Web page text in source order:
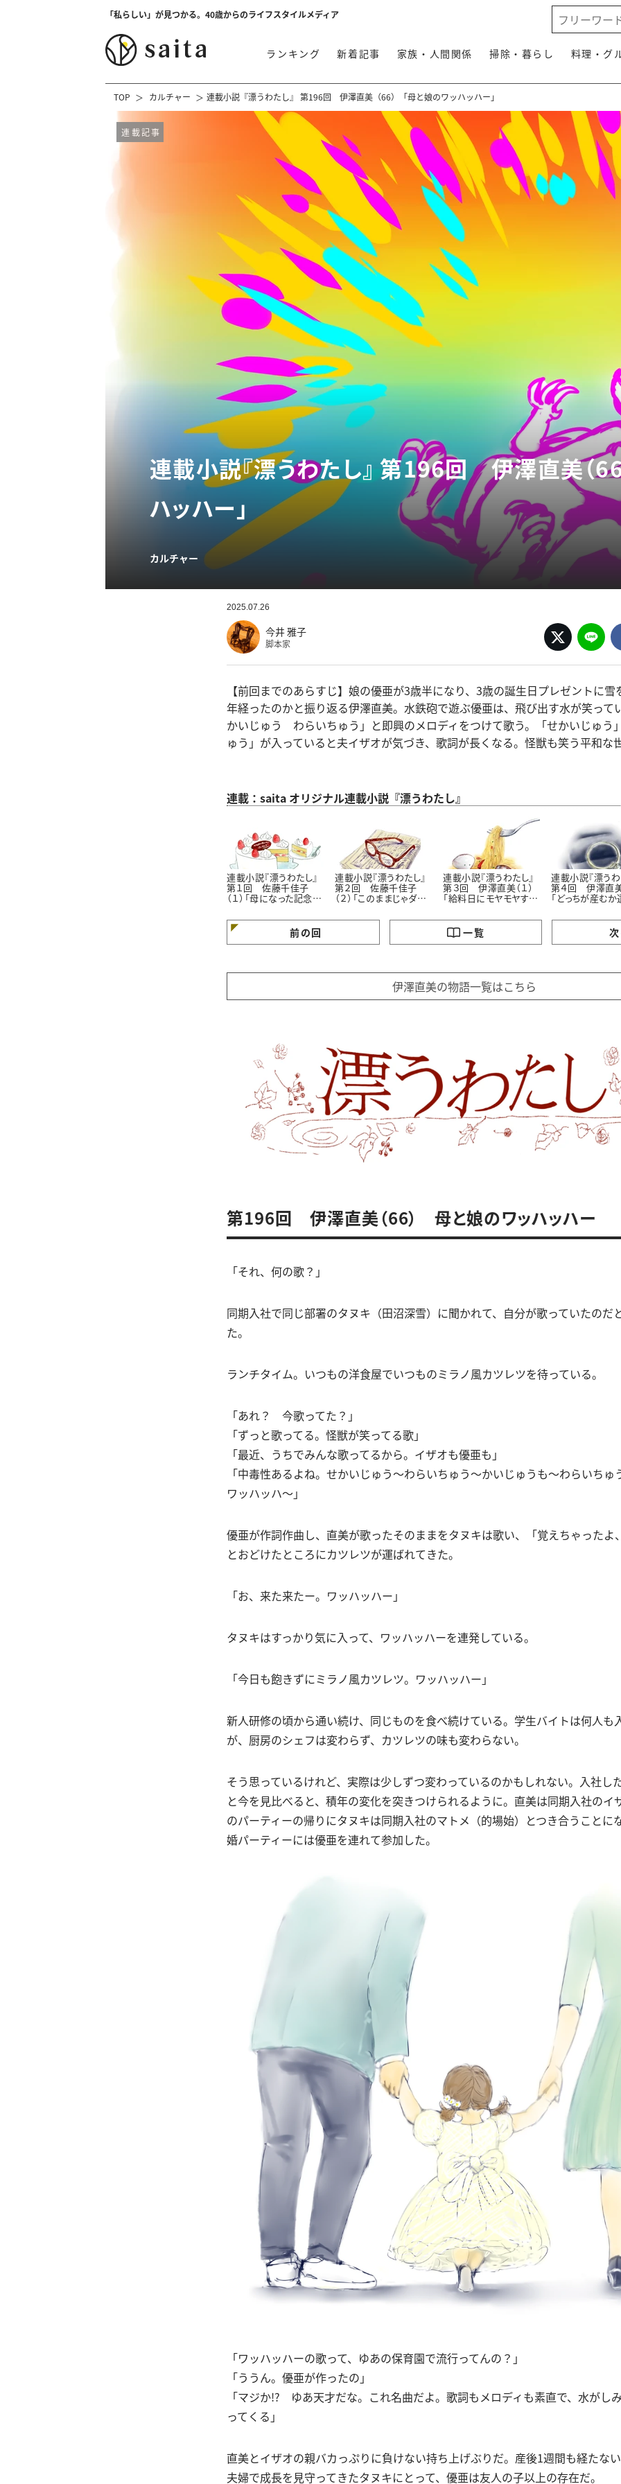
「私らしい」が見つかる。40歳からのライフスタイルメディア
ランキング 新着記事 家族・人間関係 掃除・暮らし 料理・グ
TOP カルチャー 連載小説『漂うわたし』 第196回 伊澤直美（66）「母と娘のワッハッハー」
連載記事
連載小説『漂うわたし』 第196回 伊澤直美（66
ハッハー」
カルチャー
2025.07.26
今井 雅子
脚本家
【前回までのあらすじ】娘の優亜が3歳半になり、3歳の誕生日プレゼントに
年経ったのかと振り返る伊澤直美。水鉄砲で遊ぶ優亜は、飛び出す水が笑って
かいじゅう わらいちゅう」と即興のメロディをつけて歌う。「せかいじゅう
ゅう」が入っていると夫イザオが気づき、歌詞が長くなる。怪獣も笑う平和な
連載：saita オリジナル連載小説『漂うわたし』
連載小説『漂うわたし』
第１回 佐藤千佳子
（１）「母になった記念
連載小説『漂うわたし』
第２回 佐藤千佳子
（２）「このままじゃダ
連載小説『漂うわたし』
第３回 伊澤直美（１）
「給料日にモヤモヤする
連載小説『漂うわ
第４回 伊澤直美
「どっちが産む
前の回 一覧
伊澤直美の物語一覧はこちら
第196回 伊澤直美（66） 母と娘のワッハッハー
「それ、何の歌？」
同期入社で同じ部署のタヌキ（田沼深雪）に聞かれて、自分が歌っていたのだ
た。
ランチタイム。いつもの洋食屋でいつものミラノ風カツレツを待っている。
「あれ？ 今歌ってた？」
「ずっと歌ってる。怪獣が笑ってる歌」
「最近、うちでみんな歌ってるから。イザオも優亜も」
「中毒性あるよね。せかいじゅう〜わらいちゅう〜かいじゅうも〜わらいちゅ
ワッハッハ〜」
優亜が作詞作曲し、直美が歌ったそのままをタヌキは歌い、「覚えちゃったよ
とおどけたところにカツレツが運ばれてきた。
「お、来た来たー。ワッハッハー」
タヌキはすっかり気に入って、ワッハッハーを連発している。
「今日も飽きずにミラノ風カツレツ。ワッハッハー」
新人研修の頃から通い続け、同じものを食べ続けている。学生バイトは何人も
が、厨房のシェフは変わらず、カツレツの味も変わらない。
そう思っているけれど、実際は少しずつ変わっているのかもしれない。入社し
と今を見比べると、積年の変化を突きつけられるように。直美は同期入社のイ
のパーティーの帰りにタヌキは同期入社のマトメ（的場始）とつき合うことに
婚パーティーには優亜を連れて参加した。
「ワッハッハーの歌って、ゆあの保育園で流行ってんの？」
「ううん。優亜が作ったの」
「マジか!? ゆあ天才だな。これ名曲だよ。歌詞もメロディも素直で、水がし
ってくる」
直美とイザオの親バカっぷりに負けない持ち上げぶりだ。産後1週間も経たな
夫婦で成長を見守ってきたタヌキにとって、優亜は友人の子以上の存在だ。